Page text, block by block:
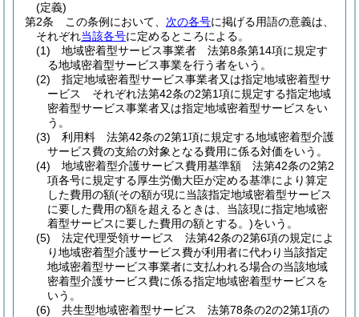
(定義)
第2条
この条例において、 次の各号に掲げる用語の意義は、
それぞれ当該各号に定めるところによる。
(1)
地域密着型サービス事業者 法第8条第14項に規定す
る地域密着型サービス事業を行う者をいう。
(2)
指定地域密着型サービス事業者又は指定地域密着型サ
ービス それぞれ法第42条の2第1項に規定する指定地域
密着型サービス事業者又は指定地域密着型サービスをい
う。
(3)
利用料 法第42条の2第1項に規定する地域密着型介護
サービス費の支給の対象となる費用に係る対価をいう。
(4)
地域密着型介護サービス費用基準額 法第42条の2第2
項各号に規定する厚生労働大臣が定める基準により算定
した費用の額(その額が現に当該指定地域密着型サービス
に要した費用の額を超えるときは、当該現に指定地域密
着型サービスに要した費用の額とする。)をいう。
(5)
法定代理受領サービス 法第42条の2第6項の規定によ
り地域密着型介護サービス費が利用者に代わり当該指定
地域密着型サービス事業者に支払われる場合の当該地域
密着型介護サービス費に係る指定地域密着型サービスを
いう。
(6)
共生型地域密着型サービス 法第78条の2の2第1項の